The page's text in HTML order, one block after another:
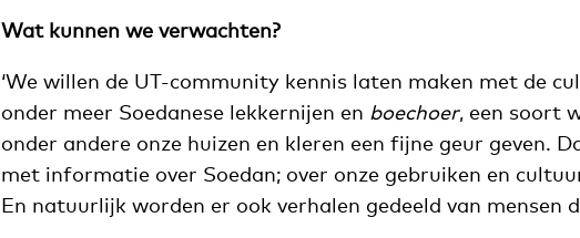
Wat kunnen we verwachten?
‘We willen de UT-community kennis laten maken met de
onder meer Soedanese lekkernijen en boechoer, een soort
onder andere onze huizen en kleren een fijne geur geven.
met informatie over Soedan; over onze gebruiken en
En natuurlijk worden er ook verhalen gedeeld van mensen